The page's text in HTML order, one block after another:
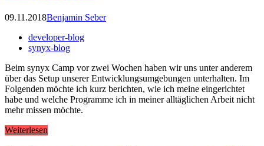
09.11.2018Benjamin Seber
developer-blog
synyx-blog
Beim synyx Camp vor zwei Wochen haben wir uns unter anderem
über das Setup unserer Entwicklungsumgebungen unterhalten. Im
Folgenden möchte ich kurz berichten, wie ich meine eingerichtet
habe und welche Programme ich in meiner alltäglichen Arbeit nicht
mehr missen möchte.
Weiterlesen